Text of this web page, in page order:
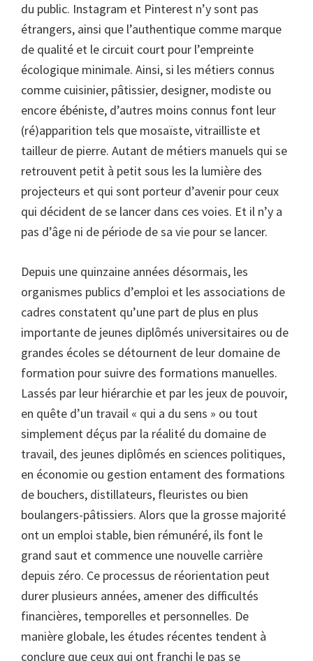
du public. Instagram et Pinterest n’y sont pas
étrangers, ainsi que l’authentique comme marque
de qualité et le circuit court pour l’empreinte
écologique minimale. Ainsi, si les métiers connus
comme cuisinier, pâtissier, designer, modiste ou
encore ébéniste, d’autres moins connus font leur
(ré)apparition tels que mosaïste, vitrailliste et
tailleur de pierre. Autant de métiers manuels qui se
retrouvent petit à petit sous les la lumière des
projecteurs et qui sont porteur d’avenir pour ceux
qui décident de se lancer dans ces voies. Et il n’y a
pas d’âge ni de période de sa vie pour se lancer.
Depuis une quinzaine années désormais, les
organismes publics d’emploi et les associations de
cadres constatent qu’une part de plus en plus
importante de jeunes diplômés universitaires ou de
grandes écoles se détournent de leur domaine de
formation pour suivre des formations manuelles.
Lassés par leur hiérarchie et par les jeux de pouvoir,
en quête d’un travail « qui a du sens » ou tout
simplement déçus par la réalité du domaine de
travail, des jeunes diplômés en sciences politiques,
en économie ou gestion entament des formations
de bouchers, distillateurs, fleuristes ou bien
boulangers-pâtissiers. Alors que la grosse majorité
ont un emploi stable, bien rémunéré, ils font le
grand saut et commence une nouvelle carrière
depuis zéro. Ce processus de réorientation peut
durer plusieurs années, amener des difficultés
financières, temporelles et personnelles. De
manière globale, les études récentes tendent à
conclure que ceux qui ont franchi le pas se